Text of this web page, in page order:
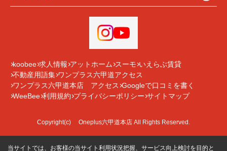
koobee 求人情報 アットホーム スーモ いえらぶ賃貸
不動産用語集 ワンプラス六甲道アクセス
ワンプラス六甲道本店 アクセス Googleで口コミを書く
WeeBee 利用規約 プライバシーポリシー サイトマップ
Copyright(c) Oneplus六甲道本店 All Rights Reserved.
当サイトでは、お客様の当サイト利用状況把握、サービス向上検討を目的と